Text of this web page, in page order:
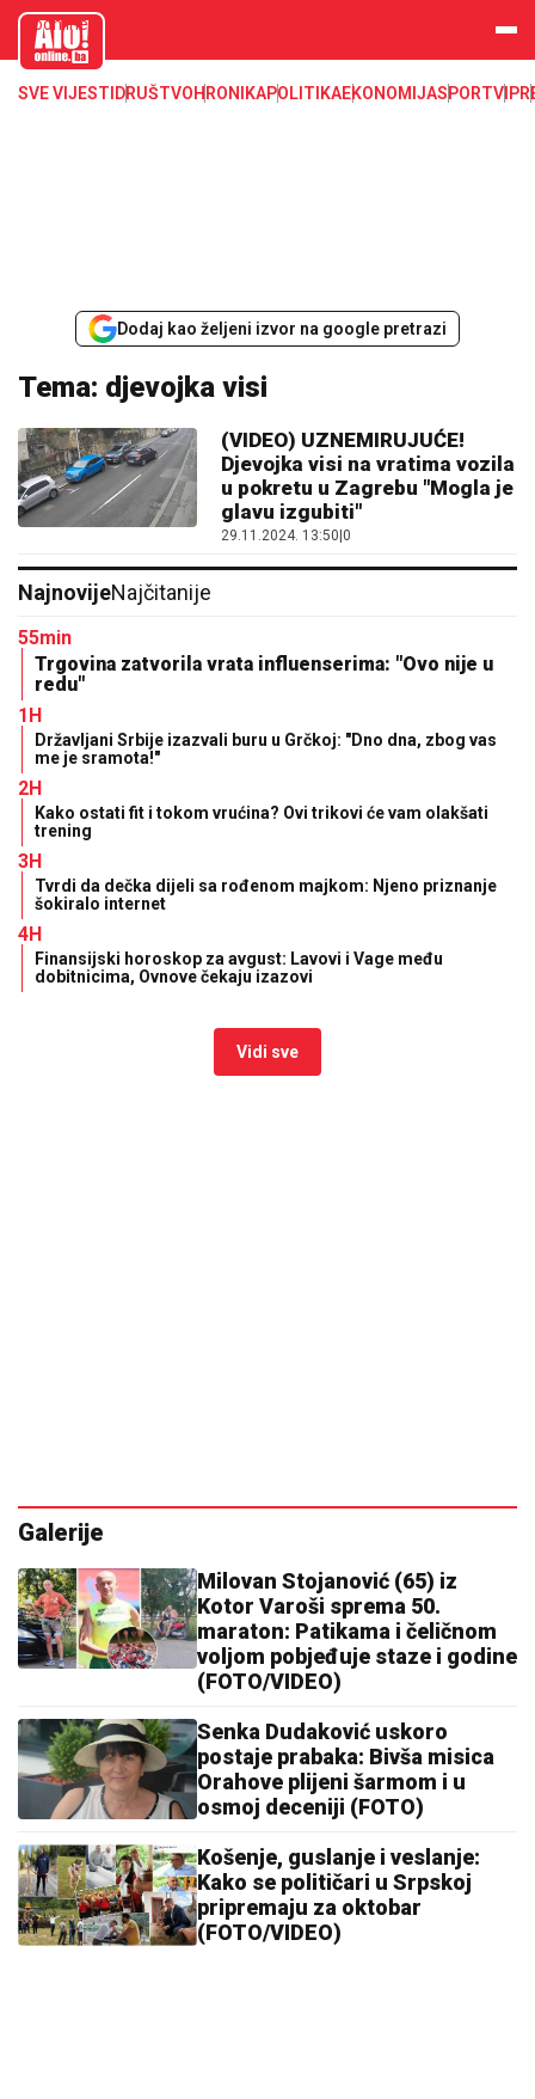
aloonline.b
SVE VIJESTI DRUŠTVOHRONIKAPOLITIKAEKONOMIJASPORTVIP
Dodaj kao željeni izvor na google pretrazi
Tema: djevojka visi
(VIDEO) UZNEMIRUJUĆE!
Djevojka visi na vratima vozila
u pokretu u Zagrebu "Mogla je
glavu izgubiti"
29.11.2024. 13:50 0
NajnovijeNajčitanije
55min
Trgovina zatvorila vrata influenserima: "Ovo nije u
redu"
1H
Državljani Srbije izazvali buru u Grčkoj: "Dno dna, zbog vas
me je sramota!"
2H
Kako ostati fit i tokom vrućina? Ovi trikovi će vam olakšati
trening
3H
Tvrdi da dečka dijeli sa rođenom majkom: Njeno priznanje
šokiralo internet
4H
Finansijski horoskop za avgust: Lavovi i Vage među
dobitnicima, Ovnove čekaju izazovi
Vidi sve
Galerije
Milovan Stojanović (65) iz
Kotor Varoši sprema 50.
maraton: Patikama i čeličnom
voljom pobjeđuje staze i godine
(FOTO/VIDEO)
Senka Dudaković uskoro
postaje prabaka: Bivša misica
Orahove plijeni šarmom i u
osmoj deceniji (FOTO)
Košenje, guslanje i veslanje:
Kako se političari u Srpskoj
pripremaju za oktobar
(FOTO/VIDEO)